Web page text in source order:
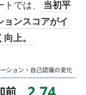
では、
当初平
ョンスコアがイ
上。